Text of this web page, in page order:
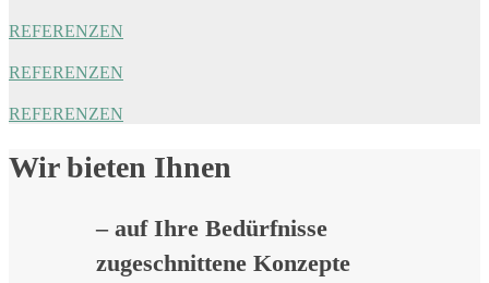
REFERENZEN
REFERENZEN
REFERENZEN
Wir bieten Ihnen
– auf Ihre Bedürfnisse
zugeschnittene Konzepte